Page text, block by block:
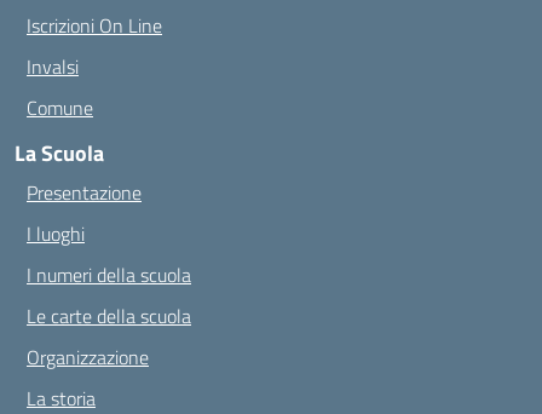
Iscrizioni On Line
Invalsi
Comune
La Scuola
Presentazione
I luoghi
I numeri della scuola
Le carte della scuola
Organizzazione
La storia